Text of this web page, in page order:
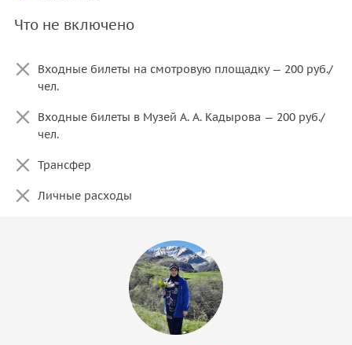
Что не включено
Входные билеты на смотровую площадку — 200 руб./
чел.
Входные билеты в Музей А. А. Кадырова — 200 руб./
чел.
Трансфер
Личные расходы